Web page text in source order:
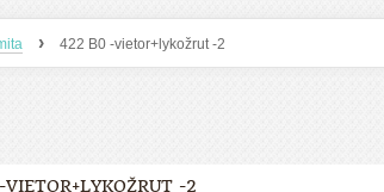
› 422 B0 -vietor+lykožrut -2
-2